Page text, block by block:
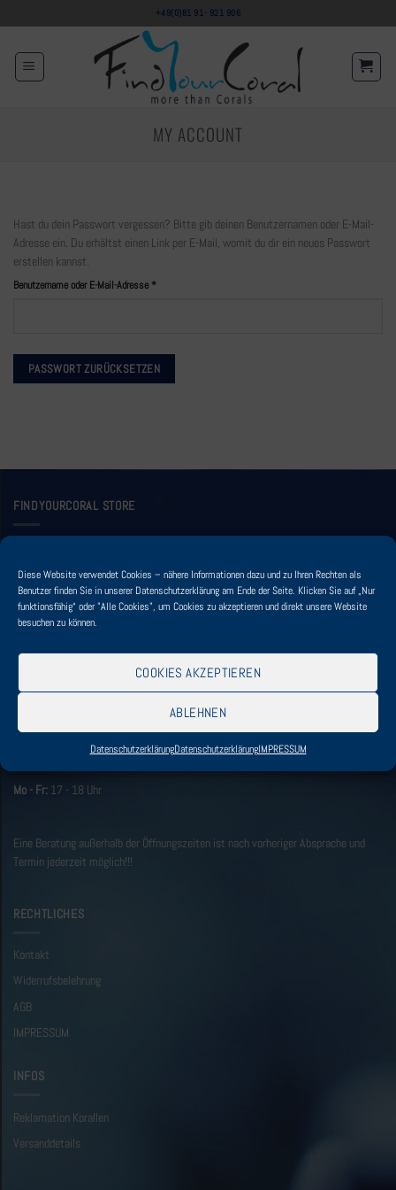
Diese Website verwendet Cookies – nähere Informationen dazu und zu Ihren Rechten als
Benutzer finden Sie in unserer Datenschutzerklärung am Ende der Seite. Klicken Sie auf „Nur
funktionsfähig“ oder "Alle Cookies", um Cookies zu akzeptieren und direkt unsere Website
besuchen zu können.
COOKIES AKZEPTIEREN
ABLEHNEN
DatenschutzerklärungDatenschutzerklärungIMPRESSUM
+49(0)81 91- 921 906
MY ACCOUNT
Hast du dein Passwort vergessen? Bitte gib deinen Benutzernamen oder E-Mail-
Adresse ein. Du erhältst einen Link per E-Mail, womit du dir ein neues Passwort
erstellen kannst.
Benutzername oder E-Mail-Adresse *
PASSWORT ZURÜCKSETZEN
FINDYOURCORAL STORE
Lechfeldstr. 1
DE - 86916 Kaufering
Tel: +49 81 91 - 921 906
Mail: info@findyourcoral.de
Öffnungszeiten
Nur mit telefonischer Anmeldung und einem Termin.
Mo - Fr: 17 - 18 Uhr
Eine Beratung außerhalb der Öffnungszeiten ist nach vorheriger Absprache und
Termin jederzeit möglich!!!
RECHTLICHES
Kontakt
Widerrufsbelehrung
AGB
IMPRESSUM
INFOS
Reklamation Korallen
Versanddetails